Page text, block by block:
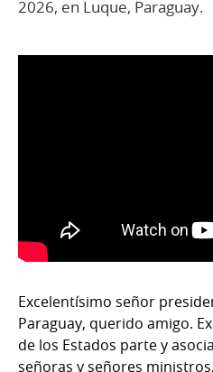
2026, en Luque, Paraguay.
Excelentísimo señor
Paraguay, querido amigo.
de los Estados parte y
señoras y señores